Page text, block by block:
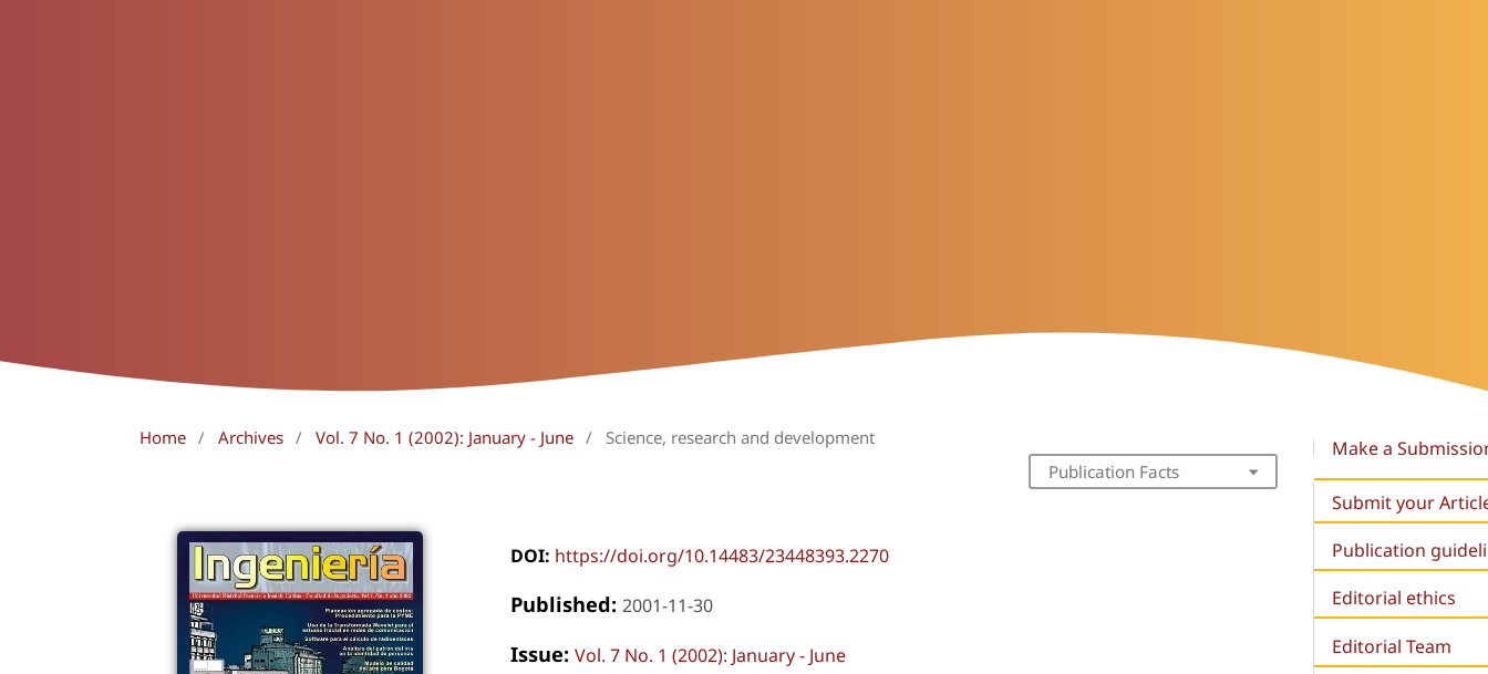
Home / Archives / Vol. 7 No. 1 (2002): January - June / Science, research and development
DOI: https://doi.org/10.14483/23448393.2270
Published: 2001-11-30
Issue: Vol. 7 No. 1 (2002): January - June
Publication Facts
Make a
Submit your
Publication
Editorial ethics
Editorial Team